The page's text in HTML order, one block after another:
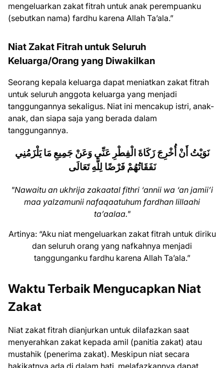
mengeluarkan zakat fitrah untuk anak perempuanku
(sebutkan nama) fardhu karena Allah Ta’ala.”
Niat Zakat Fitrah untuk Seluruh
Keluarga/Orang yang Diwakilkan
Seorang kepala keluarga dapat meniatkan zakat fitrah
untuk seluruh anggota keluarga yang menjadi
tanggungannya sekaligus. Niat ini mencakup istri, anak-
anak, dan siapa saja yang berada dalam
tanggungannya.
نَوَيْتُ أَنْ أُخْرِجَ زَكَاةَ الْفِطْرِ عَنِّي وَعَنْ جَمِيعِ مَا يَلْزَمُنِي
نَفَقَاتُهُمْ فَرْضًا لِلَّهِ تَعَالَى
"Nawaitu an ukhrija zakaatal fithri ‘annii wa ‘an jamii’i
maa yalzamunii nafaqaatuhum fardhan lillaahi
ta’aalaa."
Artinya: “Aku niat mengeluarkan zakat fitrah untuk diriku
dan seluruh orang yang nafkahnya menjadi
tanggunganku fardhu karena Allah Ta’ala.”
Waktu Terbaik Mengucapkan Niat
Zakat
Niat zakat fitrah dianjurkan untuk dilafazkan saat
menyerahkan zakat kepada amil (panitia zakat) atau
mustahik (penerima zakat). Meskipun niat secara
hakikatnya ada di dalam hati, melafazkannya dapat